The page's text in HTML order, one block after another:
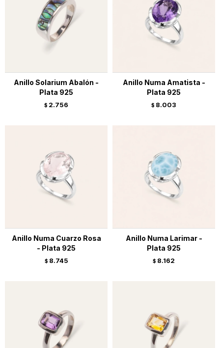
Anillo Solarium Abalón -
Plata 925
$ 2.756
Anillo Numa Amatista -
Plata 925
$ 8.003
Anillo Numa Cuarzo Rosa
- Plata 925
$ 8.745
Anillo Numa Larimar -
Plata 925
$ 8.162